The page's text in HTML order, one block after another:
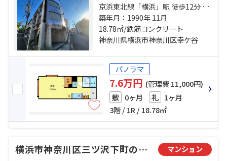
京浜東北線「横浜」駅 徒歩12分 京
浜東北線「東神奈川」駅 徒歩9分 京
急本線「神奈川」駅 徒歩3分
築年月：1990年 11月
18.78㎡/鉄筋コンクリート
神奈川県横浜市神奈川区幸ケ谷
パノラマ
7.6万円 (管理費 11,000円)
敷 0ヶ月 礼 1ヶ月
3階 / 1R / 18.78㎡
横浜市神奈川区三ツ沢下町のマンション マンション